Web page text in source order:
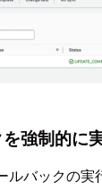
強制的に
ルバックの実